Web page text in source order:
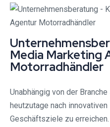
Media Marketing
Motorradhändler
Unabhängig von der
heutzutage nach
Geschäftsziele zu